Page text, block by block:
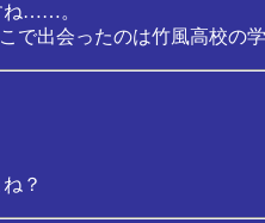
ね……。
で出会ったのは竹風高校の学
？